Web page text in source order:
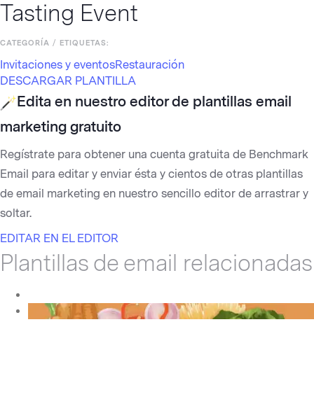
Tasting Event
CATEGORÍA / ETIQUETAS:
Invitaciones y eventosRestauración
DESCARGAR PLANTILLA
Edita en nuestro editor de plantillas email
marketing gratuito
Regístrate para obtener una cuenta gratuita de Benchmark
Email para editar y enviar ésta y cientos de otras plantillas
de email marketing en nuestro sencillo editor de arrastrar y
soltar.
EDITAR EN EL EDITOR
Plantillas de email relacionadas